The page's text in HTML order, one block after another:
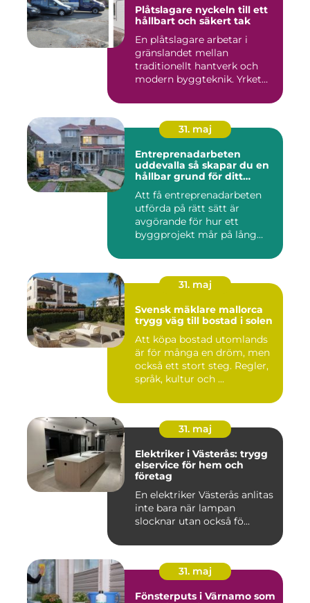
Plåtslagare nyckeln till ett
hållbart och säkert tak
En plåtslagare arbetar i
gränslandet mellan
traditionellt hantverk och
modern byggteknik. Yrket
31. maj
Entreprenadarbeten
uddevalla så skapar du en
hållbar grund för ditt
Att få entreprenadarbeten
utförda på rätt sätt är
avgörande för hur ett
byggprojekt mår på lång
31. maj
Svensk mäklare mallorca
trygg väg till bostad i solen
Att köpa bostad utomlands
är för många en dröm, men
också ett stort steg. Regler,
språk, kultur och ...
31. maj
Elektriker i Västerås: trygg
elservice för hem och
företag
En elektriker Västerås anlitas
inte bara när lampan
slocknar utan också fö...
31. maj
Fönsterputs i Värnamo som